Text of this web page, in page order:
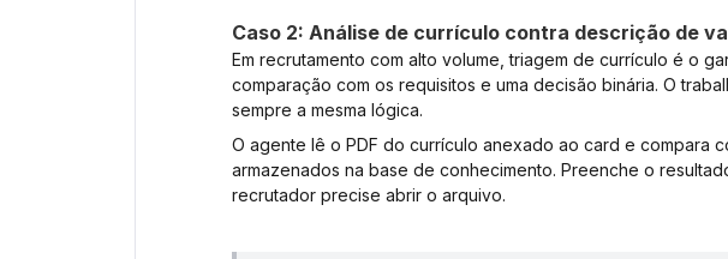
Caso 2: Análise de currículo contra descrição de
Em recrutamento com alto volume, triagem de currículo é o
comparação com os requisitos e uma decisão binária. O
sempre a mesma lógica.
O agente lê o PDF do currículo anexado ao card e compara
armazenados na base de conhecimento. Preenche o
recrutador precise abrir o arquivo.